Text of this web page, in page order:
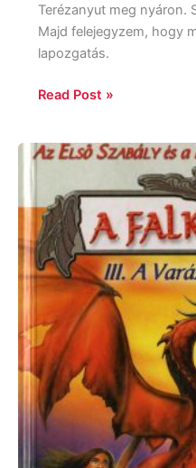
Terézanyut meg nyáron.
Majd felejegyzem, hogy
lapozgatás.
Read Post »
Terry
Falka
vére